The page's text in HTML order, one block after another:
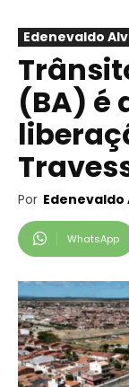
Edenevaldo
(BA) é
Por Edenevaldo
WhatsApp